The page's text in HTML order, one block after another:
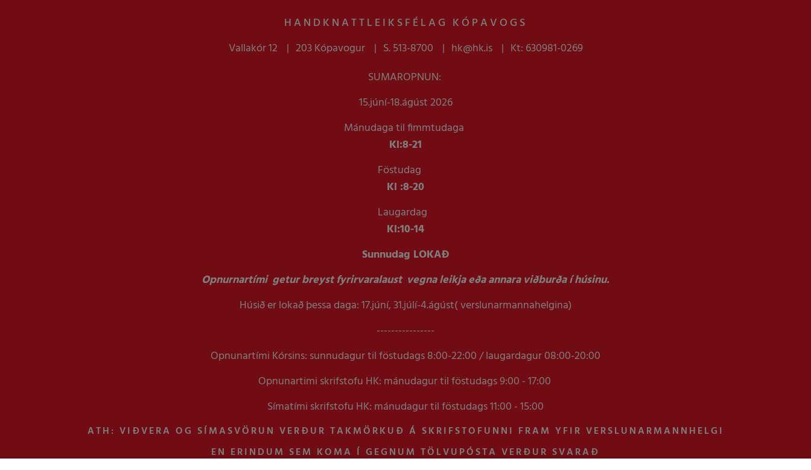
HANDKNATTLEIKSFÉLAG KÓPAVOGS
Vallakór 12
203 Kópavogur S. 513-8700 hk@hk.is
Kt: 630981-0269
SUMAROPNUN:
15.júní-18.ágúst 2026
Mánudaga til fimmtudaga
Kl:8-21
Föstudag
Kl :8-20
Laugardag
Kl:10-14
Sunnudag LOKAÐ
Opnurnartími getur breyst fyrirvaralaust vegna leikja eða annara viðburða í húsinu.
Húsið er lokað þessa daga: 17.júní, 31.júlí-4.ágúst( verslunarmannahelgina)
----------------
Opnunartími Kórsins: sunnudagur til föstudags 8:00-22:00 / laugardagur 08:00-20:00
Opnunartimi skrifstofu HK: mánudagur til föstudags 9:00 - 17:00
Símatími skrifstofu HK: mánudagur til föstudags 11:00 - 15:00
ATH: VIÐVERA OG SÍMASVÖRUN VERÐUR TAKMÖRKUÐ Á SKRIFSTOFUNNI FRAM YFIR VERSLUNARMANNHELGI
EN ERINDUM SEM KOMA Í GEGNUM TÖLVUPÓSTA VERÐUR SVARAÐ